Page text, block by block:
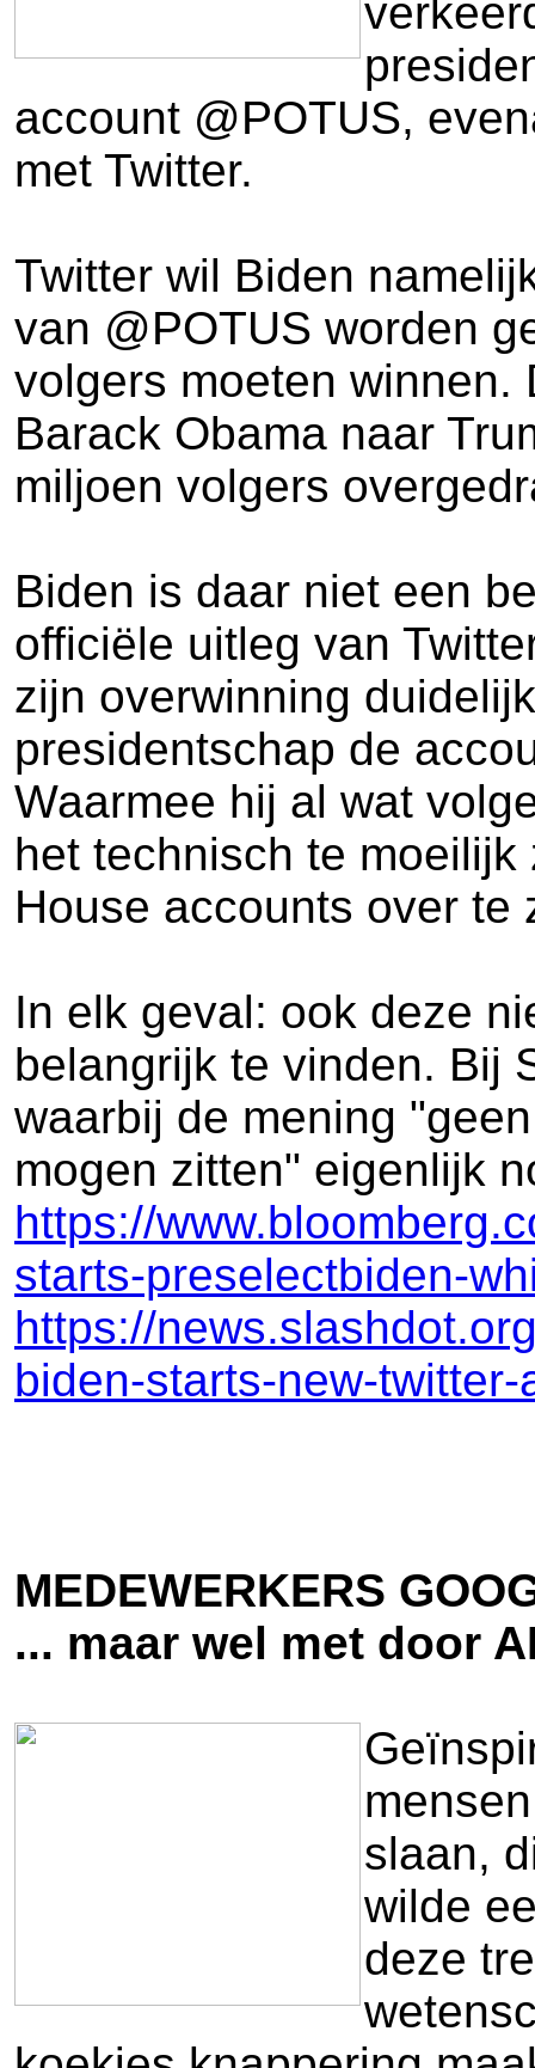
account @POTUS,
met Twitter.
Twitter wil Biden
van @POTUS worden
volgers moeten winnen.
Barack Obama naar
miljoen volgers
Biden is daar niet een
officiële uitleg van
zijn overwinning
presidentschap de
Waarmee hij al wat
het technisch te
House accounts over te
In elk geval: ook deze
belangrijk te vinden. Bij
waarbij de mening
mogen zitten" eigenlijk
https://
starts-preselectbiden-
https://
biden-starts-new-
MEDEWERKERS
... maar wel met door
slaan,
wilde
deze